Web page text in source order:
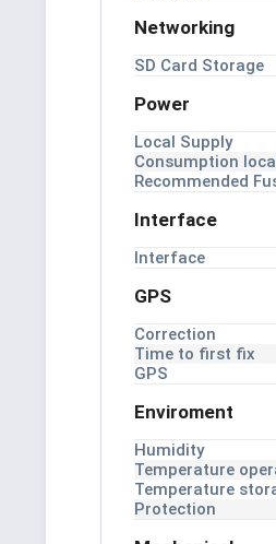
Networking
SD Card Storage
Power
Local Supply
Consumption
Recommended
Interface
Interface
GPS
Correction
Time to first fix
GPS
Enviroment
Humidity
Temperature
Temperature
Protection